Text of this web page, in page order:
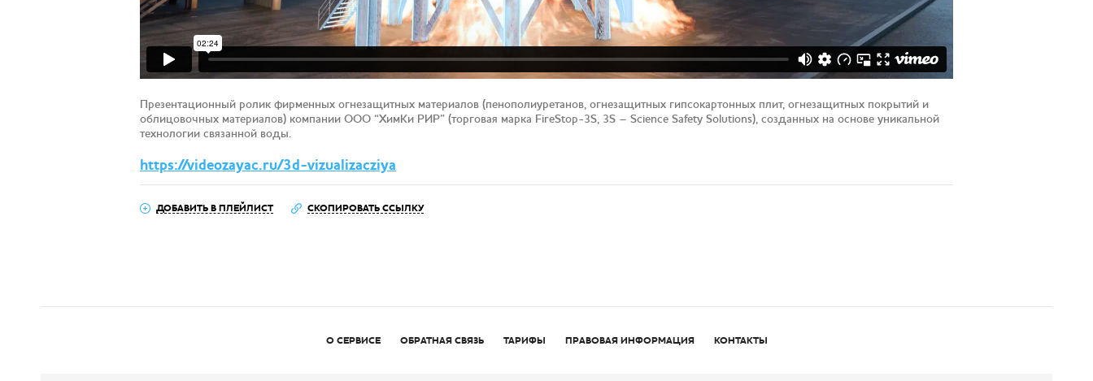
Презентационный ролик фирменных огнезащитных материалов (пенополиуретанов, огнезащитных гипсокартонных плит, огнезащитных покрытий и
облицовочных материалов) компании ООО “ХимКи РИР” (торговая марка FireStop-3S, 3S – Science Safety Solutions), созданных на основе уникальной
технологии связанной воды.
https://videozayac.ru/3d-vizualizacziya
ДОБАВИТЬ В ПЛЕЙЛИСТ СКОПИРОВАТЬ ССЫЛКУ
О СЕРВИСЕ ОБРАТНАЯ СВЯЗЬ ТАРИФЫ ПРАВОВАЯ ИНФОРМАЦИЯ КОНТАКТЫ